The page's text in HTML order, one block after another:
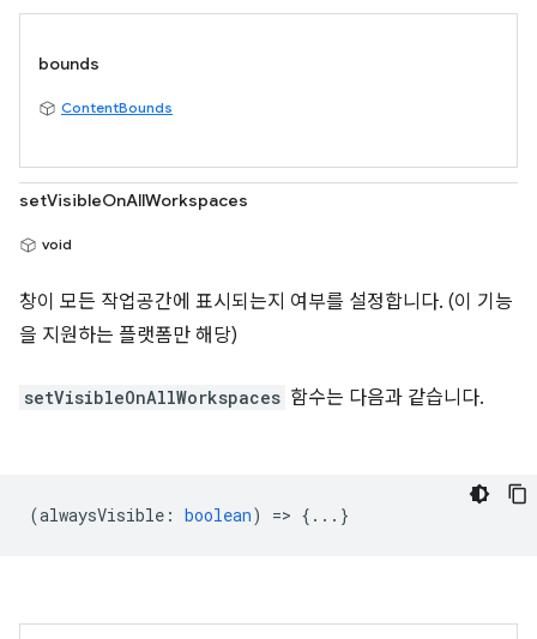
bounds
ContentBounds
setVisibleOnAllWorkspaces
void
창이 모든 작업공간에 표시되는지 여부를 설정합니다. (이 기능
을 지원하는 플랫폼만 해당)
setVisibleOnAllWorkspaces 함수는 다음과 같습니다.
(alwaysVisible : boolean) => {...}